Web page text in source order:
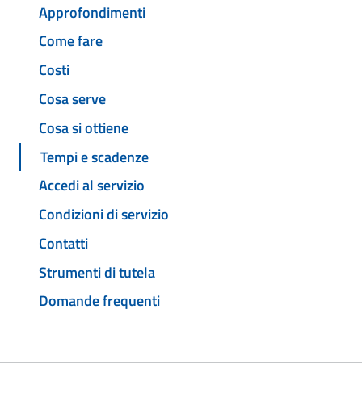
Approfondimenti
Come fare
Costi
Cosa serve
Cosa si ottiene
Tempi e scadenze
Accedi al servizio
Condizioni di servizio
Contatti
Strumenti di tutela
Domande frequenti